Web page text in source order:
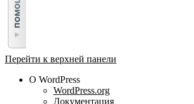
Перейти к верхней панели
О WordPress
WordPress.org
Документация